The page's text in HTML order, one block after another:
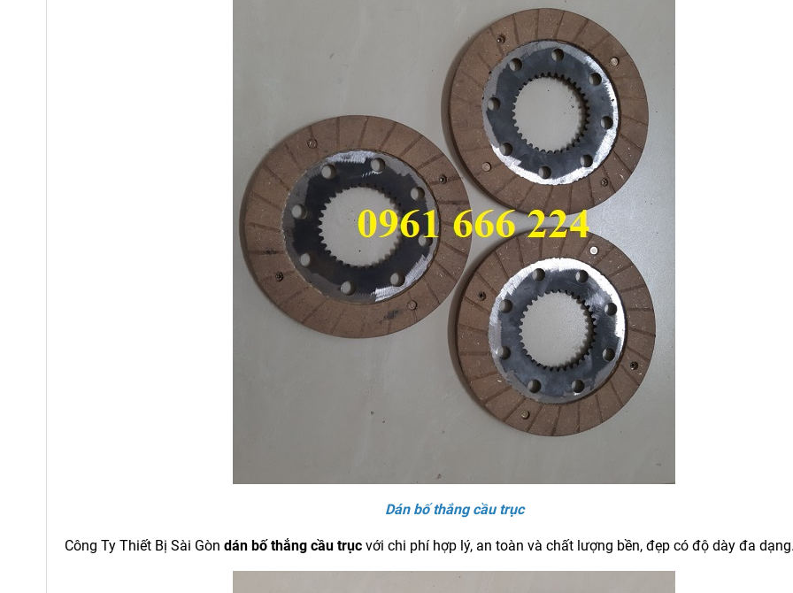
Dán bố thắng cầu trục
Công Ty Thiết Bị Sài Gòn dán bố thắng cầu trục với chi phí hợp lý, an toàn và chất lượng bền, đẹp có độ dày đa
Con lăn treo cáp ray C